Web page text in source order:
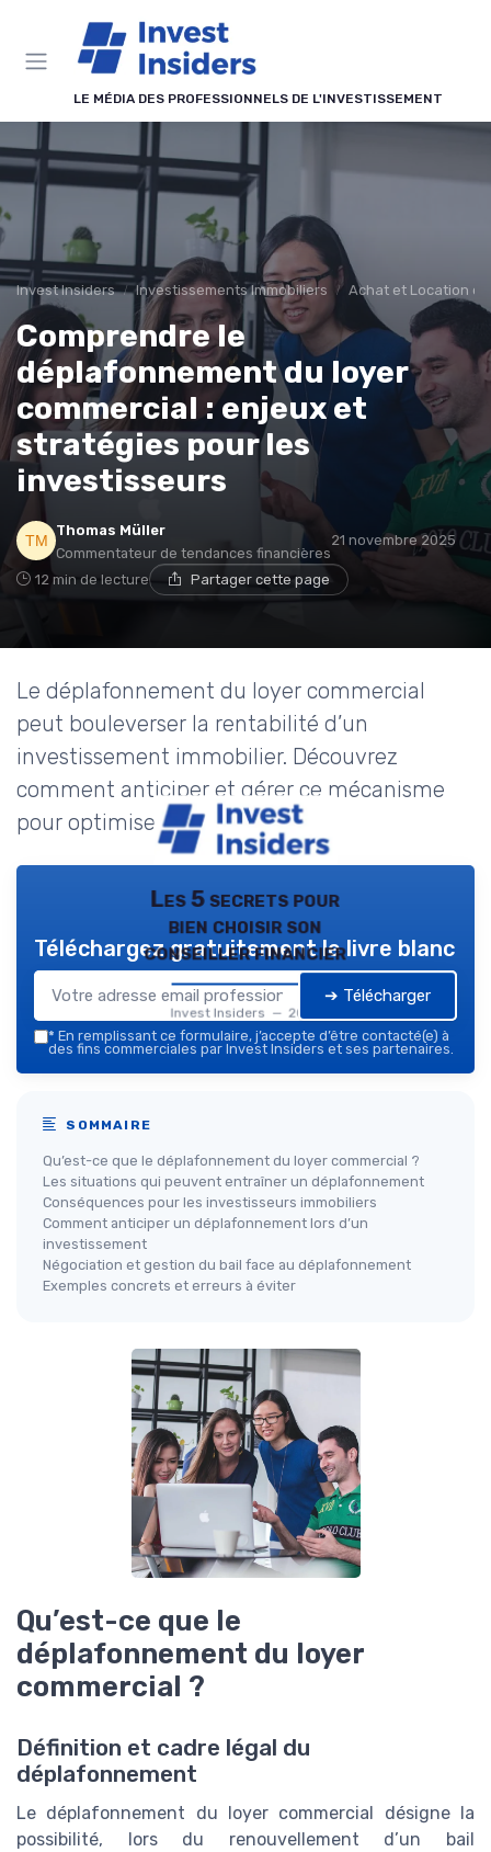
LE MÉDIA DES PROFESSIONNELS DE L'INVESTISSEMENT
Invest Insiders Investissements Immobiliers Achat et Location
Comprendre le
déplafonnement du loyer
commercial : enjeux et
stratégies pour les
investisseurs
Thomas Müller
Commentateur de tendances financières
21 novembre 2025
12 min de lecture Partager cette page
Le déplafonnement du loyer commercial
peut bouleverser la rentabilité d’un
investissement immobilier. Découvrez
comment anticiper et gérer ce mécanisme
pour optimiser vos placements.
Les 5 secrets pour
bien choisir son
conseiller financier
Invest Insiders — 2026
Téléchargez gratuitement le livre blanc
➔ Télécharger
* En remplissant ce formulaire, j’accepte d’être contacté(e) à
des fins commerciales par Invest Insiders et ses partenaires.
SOMMAIRE
Qu’est-ce que le déplafonnement du loyer commercial ?
Les situations qui peuvent entraîner un déplafonnement
Conséquences pour les investisseurs immobiliers
Comment anticiper un déplafonnement lors d’un
investissement
Négociation et gestion du bail face au déplafonnement
Exemples concrets et erreurs à éviter
Qu’est-ce que le
déplafonnement du loyer
commercial ?
Définition et cadre légal du
déplafonnement
Le déplafonnement du loyer commercial désigne la
possibilité, lors du renouvellement d’un bail